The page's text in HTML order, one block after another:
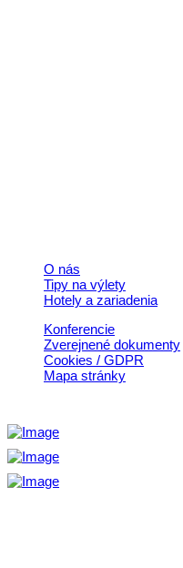
O nás
Tipy na výlety
Hotely a zariadenia
Konferencie
Zverejnené dokumenty
Cookies / GDPR
Mapa stránky